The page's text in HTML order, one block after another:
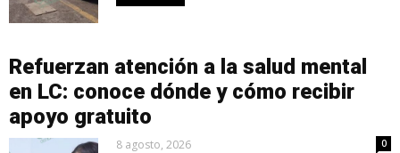
Refuerzan atención a la salud mental
en LC: conoce dónde y cómo recibir
apoyo gratuito
8 agosto, 2026 0